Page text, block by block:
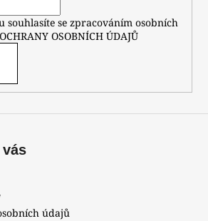
souhlasíte se zpracováním osobních
OSOBNÍCH ÚDAJŮ
údajů